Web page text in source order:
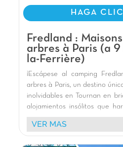
Nuestros Extras
A 5 min a pie de la
A 1 h de Parc d'Astérix
HAGA
Fredland :
arbres à Paris (a
la-Ferrière)
¡Escápese al camping
arbres à Paris, un destino
inolvidables en Tournan en
alojamientos insólitos que
pequeños. Alójese en
, que ofrecen una
VER MAS